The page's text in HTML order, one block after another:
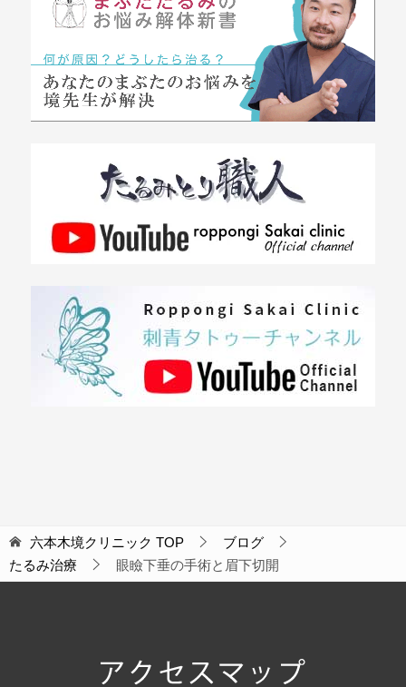
六本木境クリニック TOP
ブログ
たるみ治療
眼瞼下垂の手術と眉下切開